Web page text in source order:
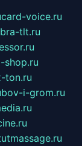
card-voice.ru
tlt.ru
shop.ru
ton.ru
i-grom.ru